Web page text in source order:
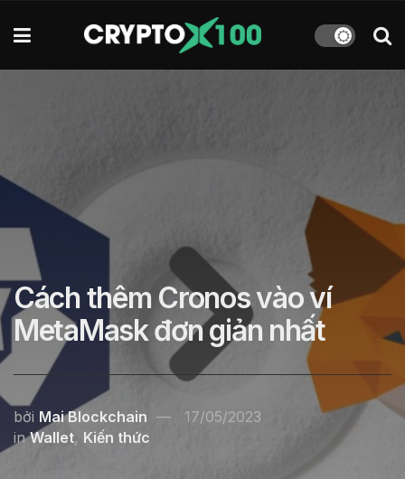
Cách thêm Cronos vào ví
MetaMask đơn giản nhất
bởi Mai Blockchain
17/05/2023
in Wallet, Kiến thức